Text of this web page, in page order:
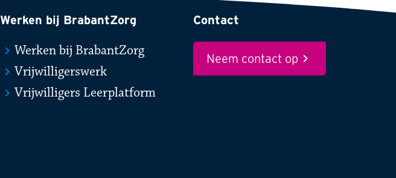
Werken bij BrabantZorg
Werken bij BrabantZorg
Vrijwilligerswerk
Vrijwilligers Leerplatform
Contact
Neem contact op